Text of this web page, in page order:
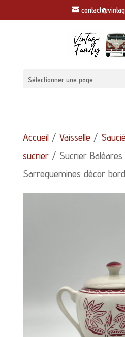
Sélectionner une page
Accueil/ Vaisselle/
sucrier/ Sucrier Baléares
Sarreguemines décor